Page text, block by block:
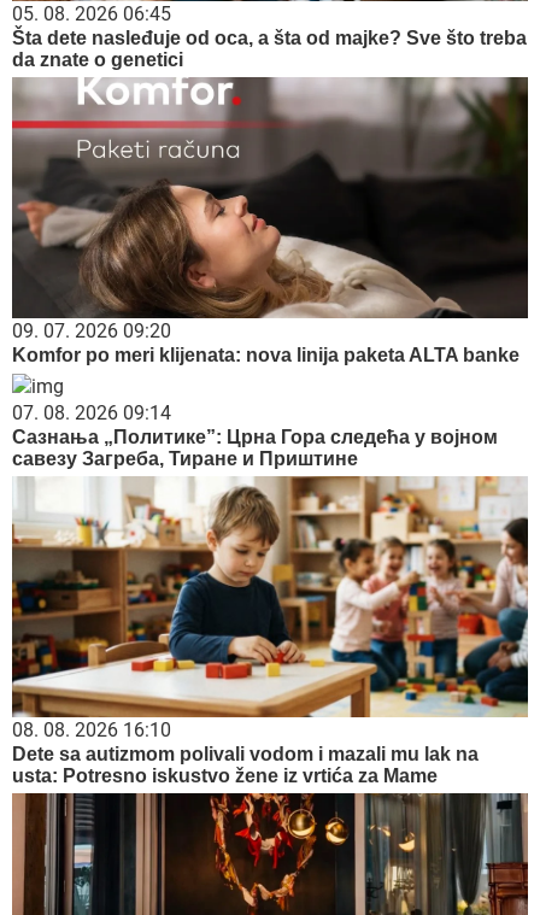
05. 08. 2026 06:45
Šta dete nasleđuje od oca, a šta od majke? Sve što treba
da znate o genetici
09. 07. 2026 09:20
Komfor po meri klijenata: nova linija paketa ALTA banke
07. 08. 2026 09:14
Сазнања „Политике”: Црна Гора следећа у војном
савезу Загреба, Тиране и Приштине
08. 08. 2026 16:10
Dete sa autizmom polivali vodom i mazali mu lak na
usta: Potresno iskustvo žene iz vrtića za Mame